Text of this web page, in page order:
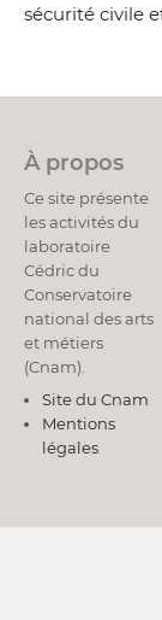
sécurité civile
À propos
Ce site présente
les activités du
laboratoire
Cédric du
Conservatoire
national des arts
et métiers
(Cnam).
Site du Cnam
Mentions
légales